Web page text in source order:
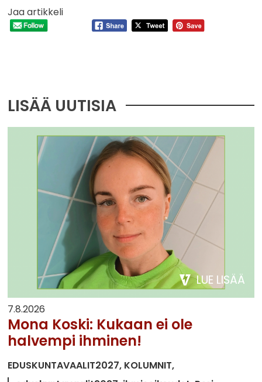
Jaa artikkeli
LISÄÄ UUTISIA
LUE LISÄÄ
7.8.2026
Mona Koski: Kukaan ei ole
halvempi ihminen!
EDUSKUNTAVAALIT2027 KOLUMNIT